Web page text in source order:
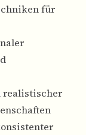
für
realistischer